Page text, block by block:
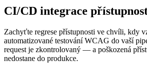
CI/CD integrace
Zachyťte regrese přístupnosti ve chvíli, kdy
automatizované testování WCAG do vaší
request je zkontrolovaný — a poškozená
nedostane do produkce.